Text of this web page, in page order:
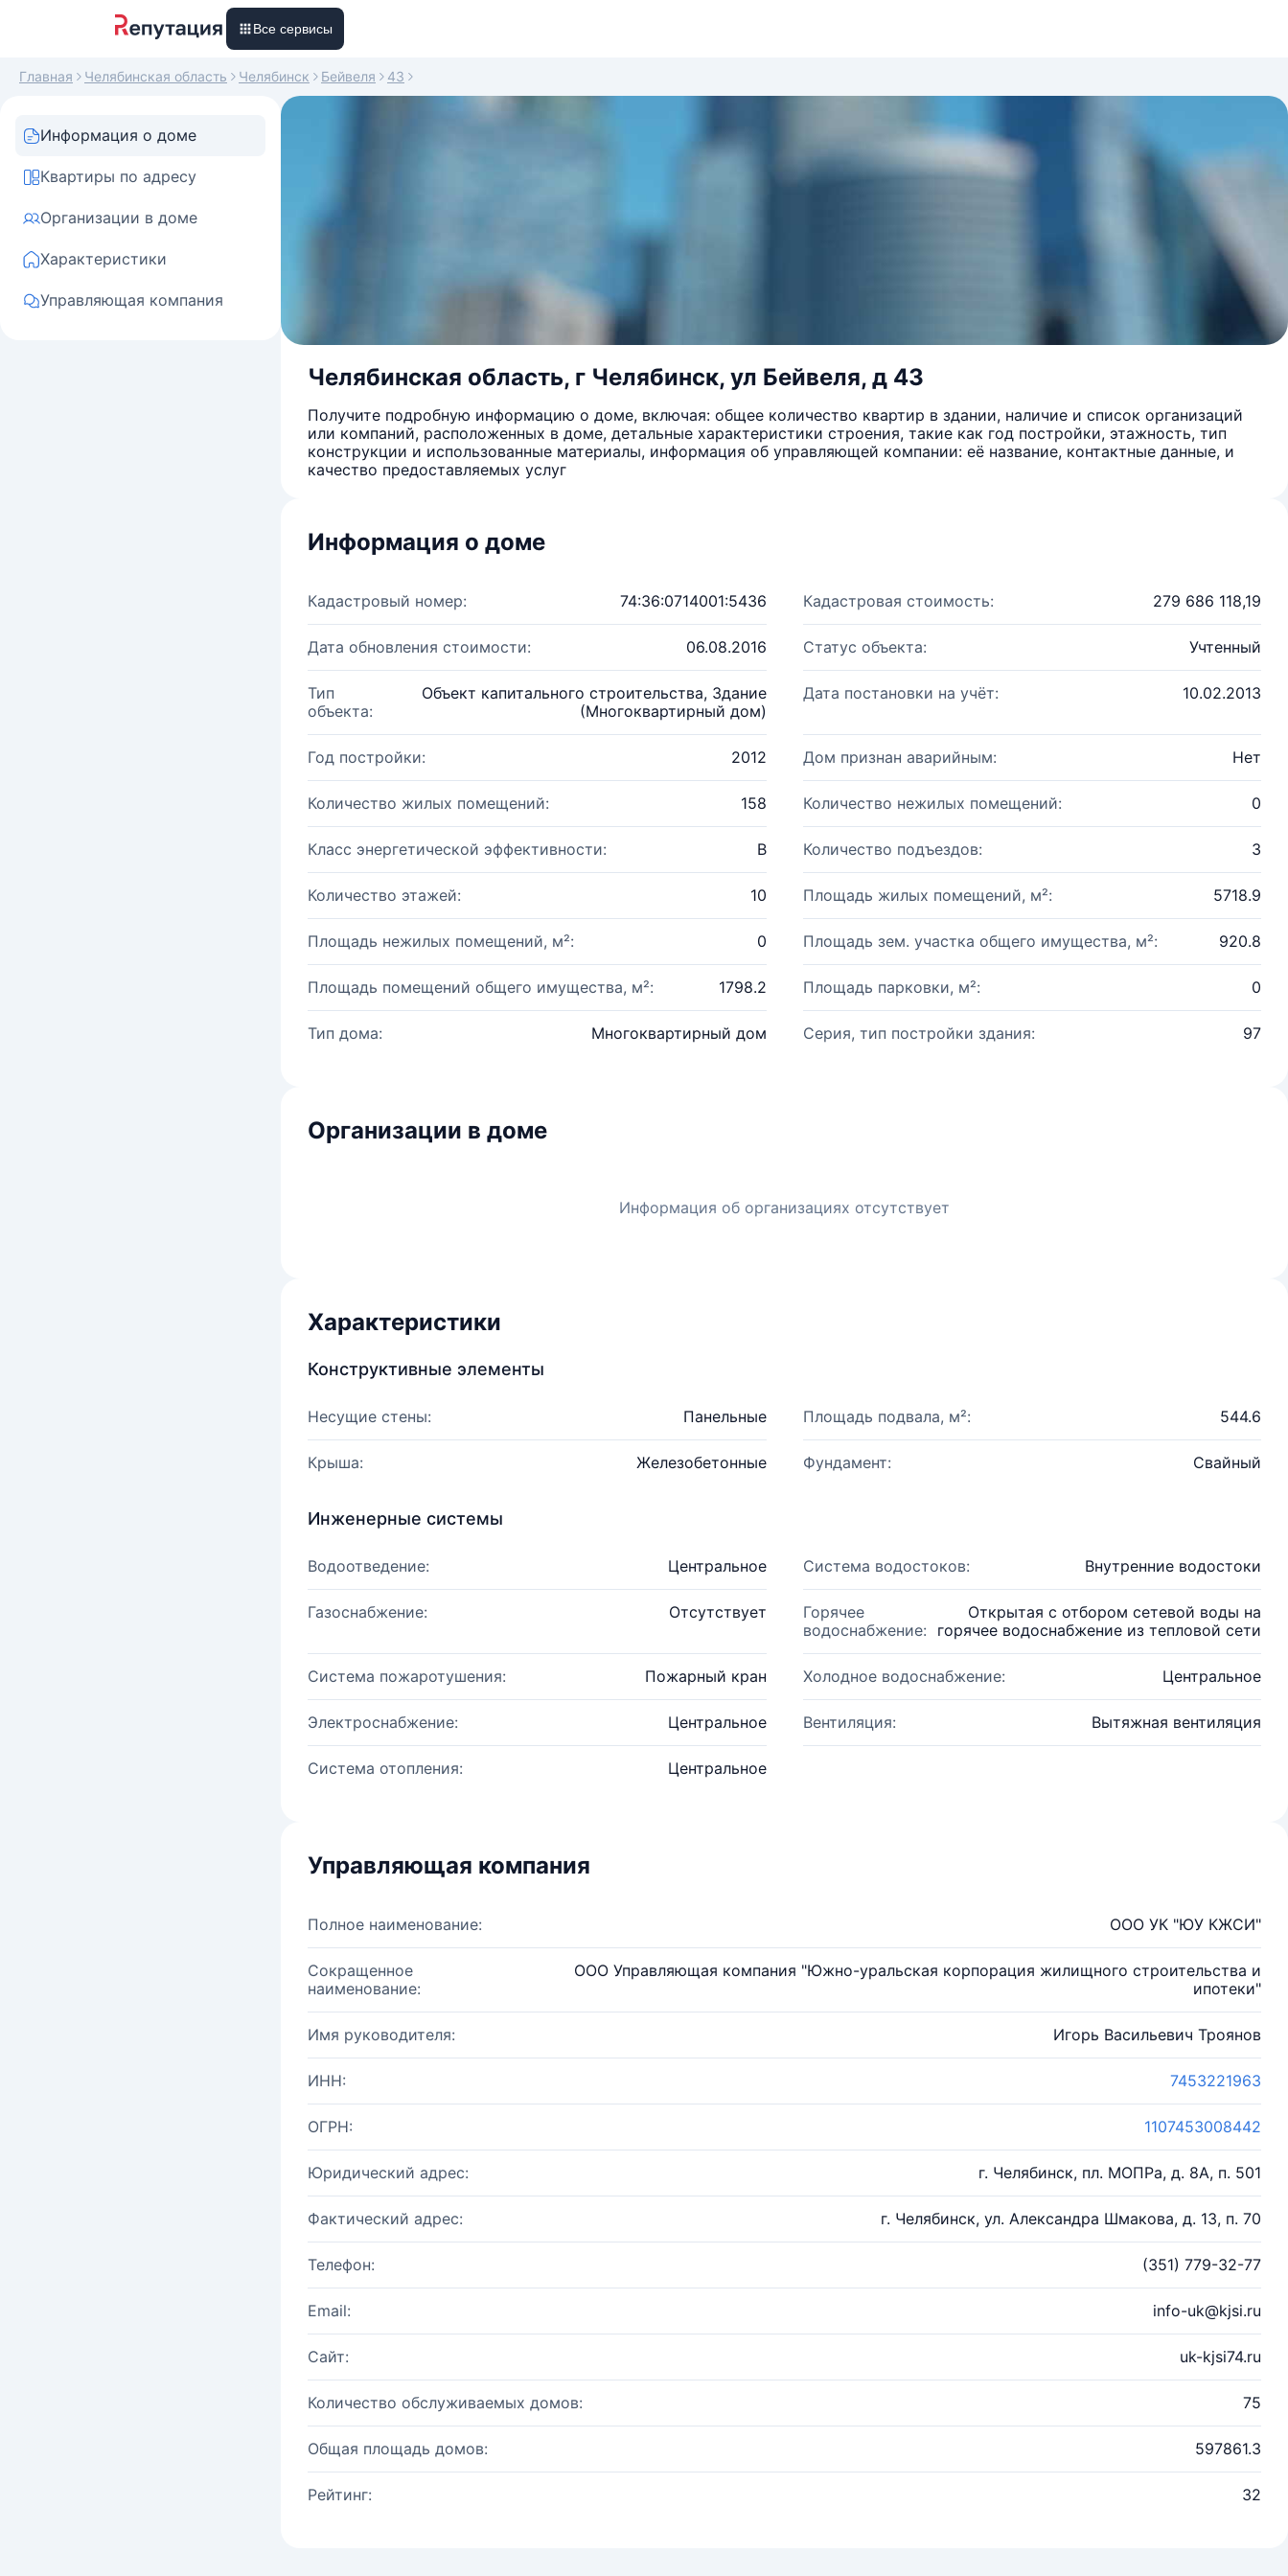
Все сервисы
Главная Челябинская область Челябинск Бейвеля 43
Информация о доме
Квартиры по адресу
Организации в доме
Характеристики
Управляющая компания
Челябинская область, г Челябинск, ул Бейвеля, д 43
Получите подробную информацию о доме, включая: общее количество квартир в здании, наличие и список организаций
или компаний, расположенных в доме, детальные характеристики строения, такие как год постройки, этажность, тип
конструкции и использованные материалы, информация об управляющей компании: её название, контактные данные, и
качество предоставляемых услуг
Информация о доме
Кадастровый номер: 74:36:0714001:5436 Кадастровая стоимость: 279 686 118,19
Дата обновления стоимости: 06.08.2016 Статус объекта: Учтенный
Тип
объекта:
Объект капитального строительства, Здание
(Многоквартирный дом)
Дата постановки на учёт: 10.02.2013
Год постройки: 2012 Дом признан аварийным: Нет
Количество жилых помещений: 158 Количество нежилых помещений: 0
Класс энергетической эффективности: B Количество подъездов: 3
Количество этажей: 10 Площадь жилых помещений, м²: 5718.9
Площадь нежилых помещений, м²: 0 Площадь зем. участка общего имущества, м²: 920.8
Площадь помещений общего имущества, м²: 1798.2 Площадь парковки, м²: 0
Тип дома: Многоквартирный дом Серия, тип постройки здания: 97
Организации в доме
Информация об организациях отсутствует
Характеристики
Конструктивные элементы
Несущие стены: Панельные Площадь подвала, м²: 544.6
Крыша: Железобетонные Фундамент: Свайный
Инженерные системы
Водоотведение: Центральное Система водостоков: Внутренние водостоки
Газоснабжение: Отсутствует
Горячее
водоснабжение:
Открытая с отбором сетевой воды на
горячее водоснабжение из тепловой сети
Система пожаротушения: Пожарный кран Холодное водоснабжение: Центральное
Электроснабжение: Центральное Вентиляция: Вытяжная вентиляция
Система отопления: Центральное
Управляющая компания
Полное наименование: ООО УК "ЮУ КЖСИ"
Сокращенное
наименование:
ООО Управляющая компания "Южно-уральская корпорация жилищного строительства и
ипотеки"
Имя руководителя: Игорь Васильевич Троянов
ИНН: 7453221963
ОГРН: 1107453008442
Юридический адрес: г. Челябинск, пл. МОПРа, д. 8А, п. 501
Фактический адрес: г. Челябинск, ул. Александра Шмакова, д. 13, п. 70
Телефон: (351) 779-32-77
Email: info-uk@kjsi.ru
Сайт: uk-kjsi74.ru
Количество обслуживаемых домов: 75
Общая площадь домов: 597861.3
Рейтинг: 32